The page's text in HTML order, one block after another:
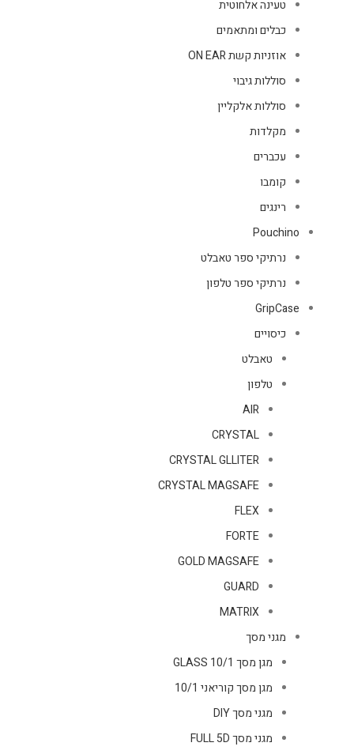
טעינה אלחוטית
כבלים ומתאמים
אוזניות קשת ON EAR
סוללות גיבוי
סוללות אלקליין
מקלדות
עכברים
קומבו
רינגים
Pouchino
נרתיקי ספר טאבלט
נרתיקי ספר טלפון
GripCase
כיסויים
טאבלט
טלפון
AIR
CRYSTAL
CRYSTAL GLLITER
CRYSTAL MAGSAFE
FLEX
FORTE
GOLD MAGSAFE
GUARD
MATRIX
מגני מסך
מגן מסך GLASS 10/1
מגן מסך קוריאני 10/1
מגני מסך DIY
מגני מסך FULL 5D